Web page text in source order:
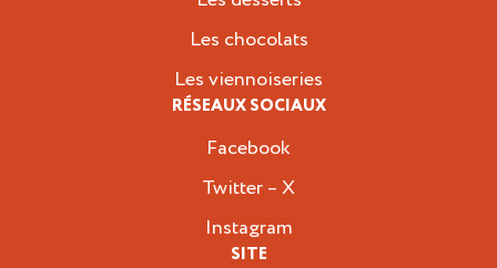
Les chocolats
Les viennoiseries
RÉSEAUX SOCIAUX
Facebook
Twitter – X
Instagram
SITE